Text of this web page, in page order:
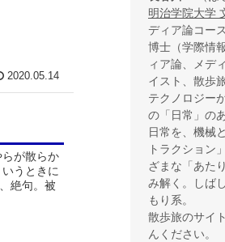
2020.05.14
が散らか
うときに
絶句。被
明治学院大学
ディア論コース
博士（学際情
ィア論、メデ
イスト、散歩旅
テクノロジー
の「日常」の
日常を、機械
トラクション
ざまな「あた
み解く。しば
もり系。
散歩旅のサイ
んください。